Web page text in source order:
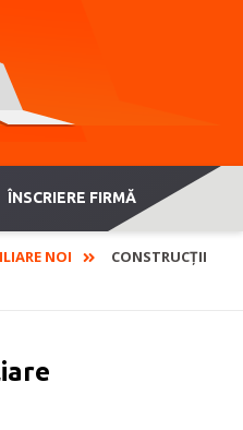
ÎNSCRIERE FIRMĂ
NOI
CONSTRUCȚII